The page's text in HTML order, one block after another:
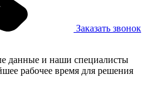
Заказать звонок
данные и наши специалисты
рабочее время для решения